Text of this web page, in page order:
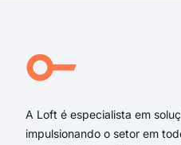
A Loft é especialista em
impulsionando o setor em